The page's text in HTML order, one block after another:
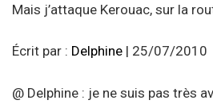
Mais j’attaque Kerouac, sur la
Écrit par : Delphine | 25/07/2010
@ Delphine : je ne suis pas très